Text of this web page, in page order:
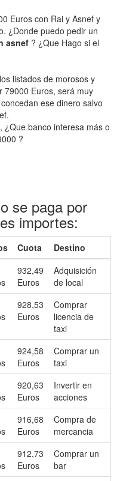
Euros con Rai y Asnef y
¿Donde puedo pedir un
asnef ? ¿Que Hago si el
listados de morosos y
79000 Euros, será muy
ese dinero salvo
banco interesa más o
?
se paga por
importes:
Cuota
Destino
932,49
Euros
Adquisición
de local
928,53
Euros
Comprar
licencia de
taxi
924,58
Euros
Comprar un
taxi
920,63
Euros
Invertir en
acciones
916,68
Euros
Compra de
mercancia
912,73
Euros
Comprar un
bar